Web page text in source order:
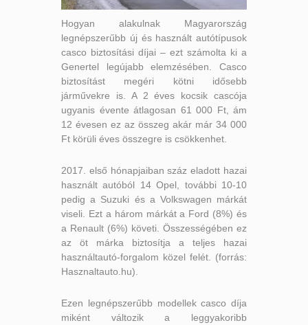
Hogyan alakulnak Magyarország
legnépszerűbb új és használt autótípusok
casco biztosítási díjai – ezt számolta ki a
Genertel legújabb elemzésében. Casco
biztosítást megéri kötni idősebb
járművekre is. A 2 éves kocsik cascója
ugyanis évente átlagosan 61 000 Ft, ám
12 évesen ez az összeg akár már 34 000
Ft körüli éves összegre is csökkenhet.
2017. első hónapjaiban száz eladott hazai
használt autóból 14 Opel, további 10-10
pedig a Suzuki és a Volkswagen márkát
viseli. Ezt a három márkát a Ford (8%) és
a Renault (6%) követi. Összességében ez
az öt márka biztosítja a teljes hazai
használtautó-forgalom közel felét. (forrás:
Hasznaltauto.hu).
Ezen legnépszerűbb modellek casco díja
miként változik a leggyakoribb